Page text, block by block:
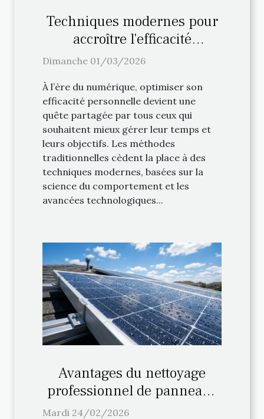
Techniques modernes pour
accroître l'efficacité
personnelle
Dimanche 01/03/2026
À l’ère du numérique, optimiser son
efficacité personnelle devient une
quête partagée par tous ceux qui
souhaitent mieux gérer leur temps et
leurs objectifs. Les méthodes
traditionnelles cèdent la place à des
techniques modernes, basées sur la
science du comportement et les
avancées technologiques...
Avantages du nettoyage
professionnel de panneaux
solaires
Mardi 24/02/2026